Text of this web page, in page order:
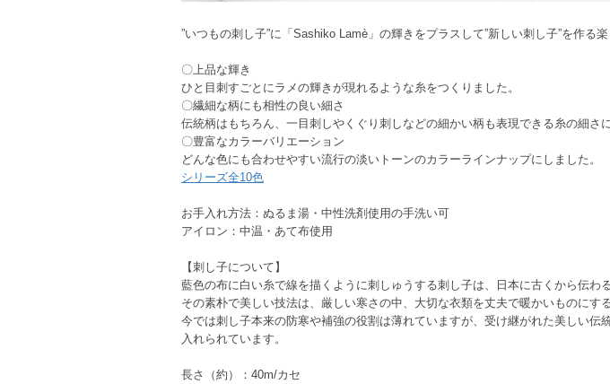
”いつもの刺し子”に「Sashiko Lamè」の輝きをプラスして”新しい刺し子”を作る楽
〇上品な輝き
ひと目刺すごとにラメの輝きが現れるような糸をつくりました。
〇繊細な柄にも相性の良い細さ
伝統柄はもちろん、一目刺しやくぐり刺しなどの細かい柄も表現できる糸の細さ
〇豊富なカラーバリエーション
どんな色にも合わせやすい流行の淡いトーンのカラーラインナップにしました。
シリーズ全10色
お手入れ方法：ぬるま湯・中性洗剤使用の手洗い可
アイロン：中温・あて布使用
【刺し子について】
藍色の布に白い糸で線を描くように刺しゅうする刺し子は、日本に古くから伝わ
その素朴で美しい技法は、厳しい寒さの中、大切な衣類を丈夫で暖かいものにす
今では刺し子本来の防寒や補強の役割は薄れていますが、受け継がれた美しい
入れられています。
長さ（約）：40m/カセ